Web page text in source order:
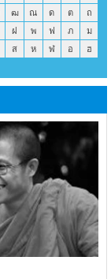
ฒ ณ ด ต
ถ
ฝ พ ฟ ภ
ม
ส ห ฬ อ ฮ